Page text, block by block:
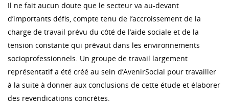
Il ne fait aucun doute que le secteur va au-devant
d’importants défis, compte tenu de l’accroissement de la
charge de travail prévu du côté de l’aide sociale et de la
tension constante qui prévaut dans les environnements
socioprofessionnels. Un groupe de travail largement
représentatif a été créé au sein d’AvenirSocial pour travailler
à la suite à donner aux conclusions de cette étude et élaborer
des revendications concrètes.